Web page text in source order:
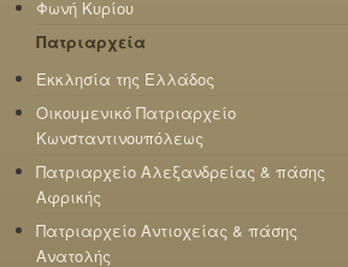
Φωνή Κυρίου
Πατριαρχεία
Εκκλησία της Ελλάδος
Οικουμενικό Πατριαρχείο
Κωνσταντινουπόλεως
Πατριαρχείο Αλεξανδρείας & πάσης
Αφρικής
Πατριαρχείο Αντιοχείας & πάσης
Ανατολής